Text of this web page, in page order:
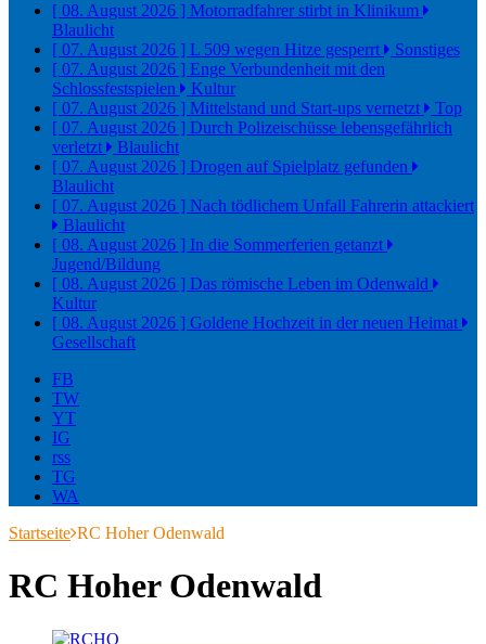
[ 08. August 2026 ] Motorradfahrer stirbt in Klinikum
Blaulicht
[ 07. August 2026 ] L 509 wegen Hitze gesperrt
Sonstiges
[ 07. August 2026 ] Enge Verbundenheit mit den
Schlossfestspielen
Kultur
[ 07. August 2026 ] Mittelstand und Start-ups vernetzt
Top
[ 07. August 2026 ] Durch Polizeischüsse lebensgefährlich
verletzt
Blaulicht
[ 07. August 2026 ] Drogen auf Spielplatz gefunden
Blaulicht
[ 07. August 2026 ] Nach tödlichem Unfall Fahrerin attackiert
Blaulicht
[ 08. August 2026 ] In die Sommerferien getanzt
Jugend/Bildung
[ 08. August 2026 ] Das römische Leben im Odenwald
Kultur
[ 08. August 2026 ] Goldene Hochzeit in der neuen Heimat
Gesellschaft
FB
TW
YT
IG
rss
TG
WA
Startseite RC Hoher Odenwald
RC Hoher Odenwald